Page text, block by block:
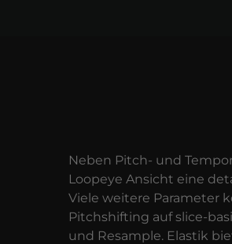
Neben Pitch- und
Loopeye Ansicht eine
Viele weitere Parameter
Pitchshifting auf slice-
und Resample. Elastik